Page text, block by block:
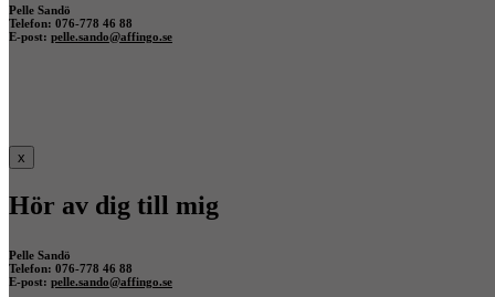
Pelle Sandö
Telefon: 076-778 46 88
E-post: pelle.sando@affingo.se
x
Hör av dig till mig
Pelle Sandö
Telefon: 076-778 46 88
E-post: pelle.sando@affingo.se